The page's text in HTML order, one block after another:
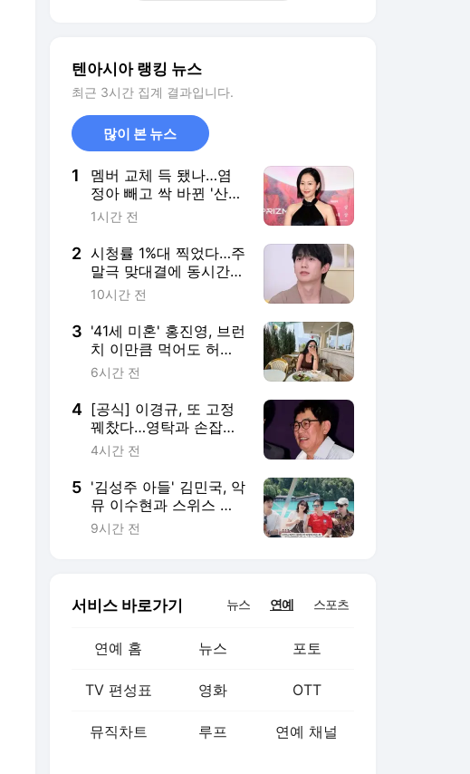
텐아시아 랭킹 뉴스
최근 3시간 집계 결과입니다.
많이 본 뉴스
1
멤버 교체 득 됐나…염
정아 빼고 싹 바뀐 '산지
직송', 2주 연속 케이블·
합]
1시간 전
2 시청률 1%대 찍었다…주
말극 맞대결에 동시간대
꼴찌→정해인 등판에도
10시간 전
3 '41세 미혼' 홍진영, 브런
치 이만큼 먹어도 허리
한 줌…음식보다 눈길
6시간 전
4 [공식] 이경규, 또 고정
꿰찼다…영탁과 손잡고
페허 살리러 출격 ('우리
4시간 전
5 '김성주 아들' 김민국, 악
뮤 이수현과 스위스 여
행 떠났다…"아빠가 흔
9시간 전
서비스 바로가기 뉴스 연예 스포츠
연예 홈 뉴스 포토
TV 편성표 영화 OTT
뮤직차트 루프 연예 채널